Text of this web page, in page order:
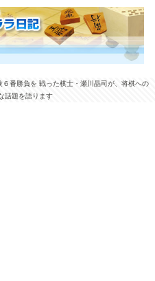
番勝負を 戦った棋士・瀬川晶司が、将棋への
話題を語ります